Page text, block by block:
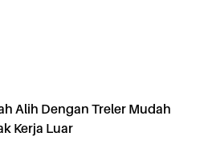
Alih Dengan Treler Mudah
Kerja Luar